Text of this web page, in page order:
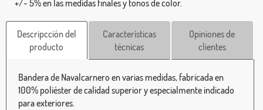
+/- 5% en las medidas finales y tonos de color.
Descripcción del
producto
Características
técnicas
Opiniones de
clientes
Bandera de Navalcarnero en varias medidas, fabricada en
100% poliéster de calidad superior y especialmente indicado
para exteriores.